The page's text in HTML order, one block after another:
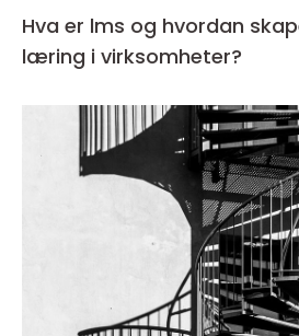
Hva er lms og hvordan
læring i virksomheter?